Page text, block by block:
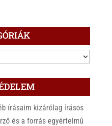
írásaim kizárólag írásos
és a forrás egyértelmű